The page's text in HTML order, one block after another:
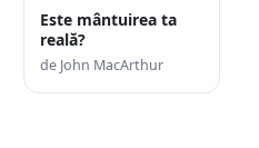
Este mântuirea ta
reală?
de John MacArthur